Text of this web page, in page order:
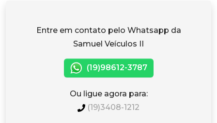
Entre em contato pelo Whatsapp da
Samuel Veículos II
(19)98612-3787
Ou ligue agora para:
(19)3408-1212